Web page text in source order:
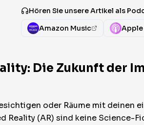
Hören Sie unsere Artikel als
Amazon Music
Die Zukunft der
oder Räume mit deinen
Reality (AR) sind keine Science-